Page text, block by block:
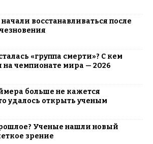
восстанавливаться после
«группа смерти»? С кем
на чемпионате мира — 2026
больше не кажется
удалось открыть ученым
Ученые нашли новый
зрение